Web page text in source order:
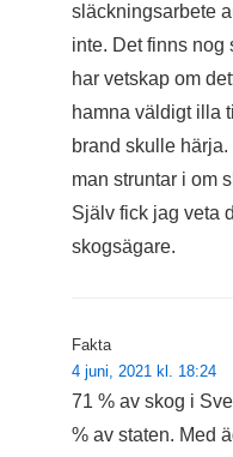
släckningsarbete
inte. Det finns nog
har vetskap om
hamna väldigt illa
brand skulle
man struntar i om
Själv fick jag veta
skogsägare.
Fakta
4 juni, 2021 kl. 18:24
71 % av skog i
% av staten. Med